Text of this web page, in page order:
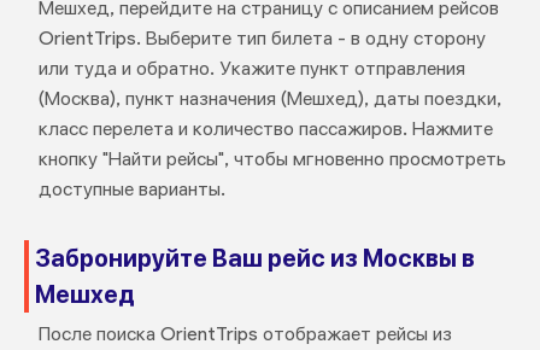
Мешхед, перейдите на страницу с описанием рейсов
OrientTrips. Выберите тип билета - в одну сторону
или туда и обратно. Укажите пункт отправления
(Москва), пункт назначения (Мешхед), даты поездки,
класс перелета и количество пассажиров. Нажмите
кнопку "Найти рейсы", чтобы мгновенно просмотреть
доступные варианты.
Забронируйте Ваш рейс из Москвы в
Мешхед
После поиска OrientTrips отображает рейсы из